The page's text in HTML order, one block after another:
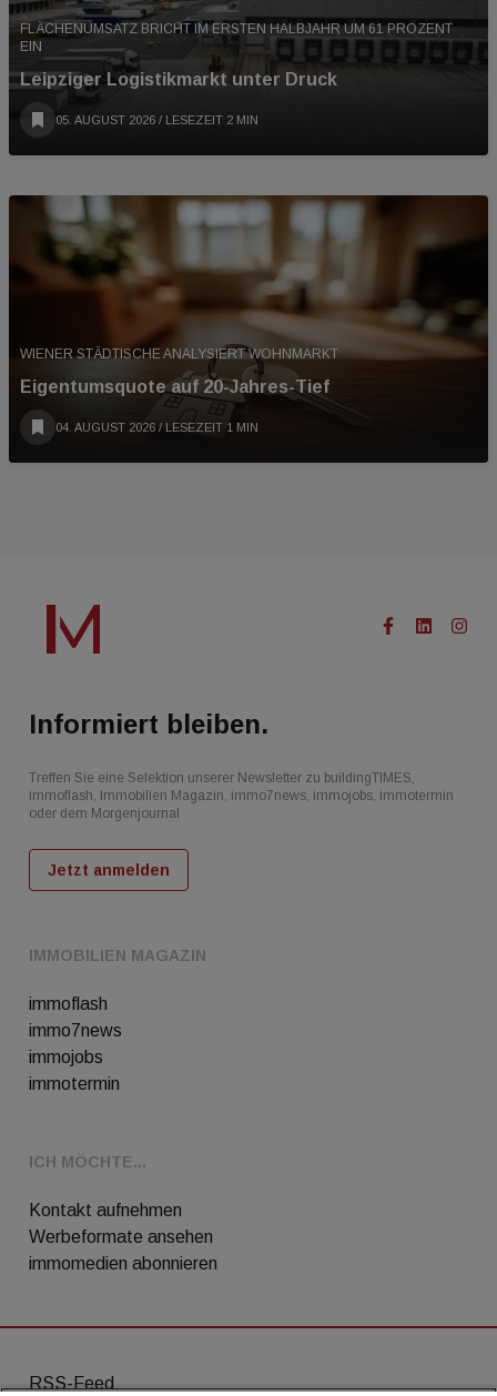
FLÄCHENUMSATZ BRICHT IM ERSTEN HALBJAHR UM 61 PROZENT
EIN
Leipziger Logistikmarkt unter Druck
05. AUGUST 2026 / LESEZEIT 2 MIN
WIENER STÄDTISCHE ANALYSIERT WOHNMARKT
Eigentumsquote auf 20-Jahres-Tief
04. AUGUST 2026 / LESEZEIT 1 MIN
IMMOBILIEN MAGAZIN
immoflash
immo7news
immojobs
immotermin
ICH MÖCHTE...
Kontakt aufnehmen
Werbeformate ansehen
immomedien abonnieren
Informiert bleiben.
Treffen Sie eine Selektion unserer Newsletter zu buildingTIMES,
immoflash, Immobilien Magazin, immo7news, immojobs, immotermin
oder dem Morgenjournal
Jetzt anmelden
RSS-Feed